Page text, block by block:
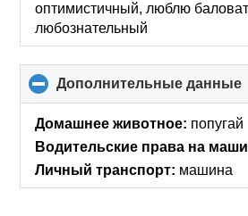
оптимистичный, люблю
любознательный
Дополнительные данные
Домашнее животное: попугай
Водительские права на
Личный транспорт: машина